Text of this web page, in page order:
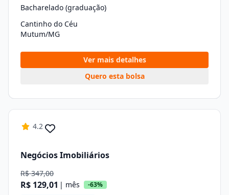
Bacharelado (graduação)
Cantinho do Céu
Mutum/MG
Ver mais detalhes
Quero esta bolsa
4.2
Negócios Imobiliários
R$ 347,00
R$ 129,01 | mês -63%